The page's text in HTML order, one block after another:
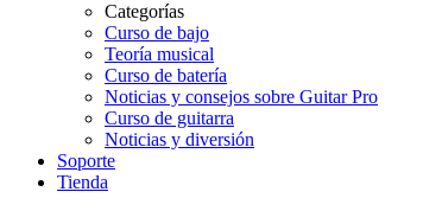
Categorías
Curso de bajo
Teoría musical
Curso de batería
Noticias y consejos sobre Guitar Pro
Curso de guitarra
Noticias y diversión
Soporte
Tienda